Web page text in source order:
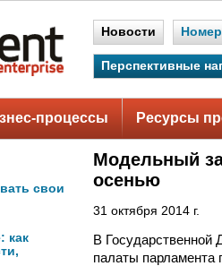
Новости
Перспективные
процессы Ресурсы
свои
как
Модельный
осенью
31 октября 2014 г.
В Государственной
палаты парламента